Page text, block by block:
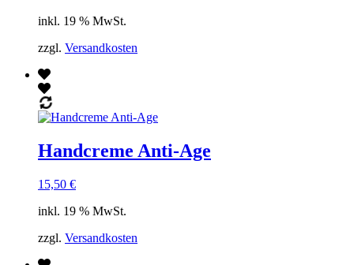
inkl. 19 % MwSt.
zzgl. Versandkosten
Handcreme Anti-Age
15,50 €
inkl. 19 % MwSt.
zzgl. Versandkosten